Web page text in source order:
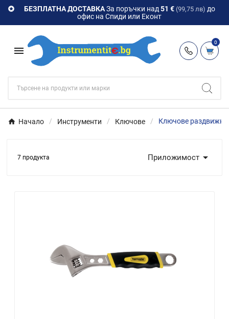
 БЕЗПЛАТНА ДОСТАВКАЗа поръчки над 51 € (99,75 лв) до
офис на Спиди или Еконт

0
Начало Инструменти Ключове Ключове раздвижни
7 продукта Приложимост 